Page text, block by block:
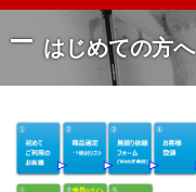
はじめての方へ